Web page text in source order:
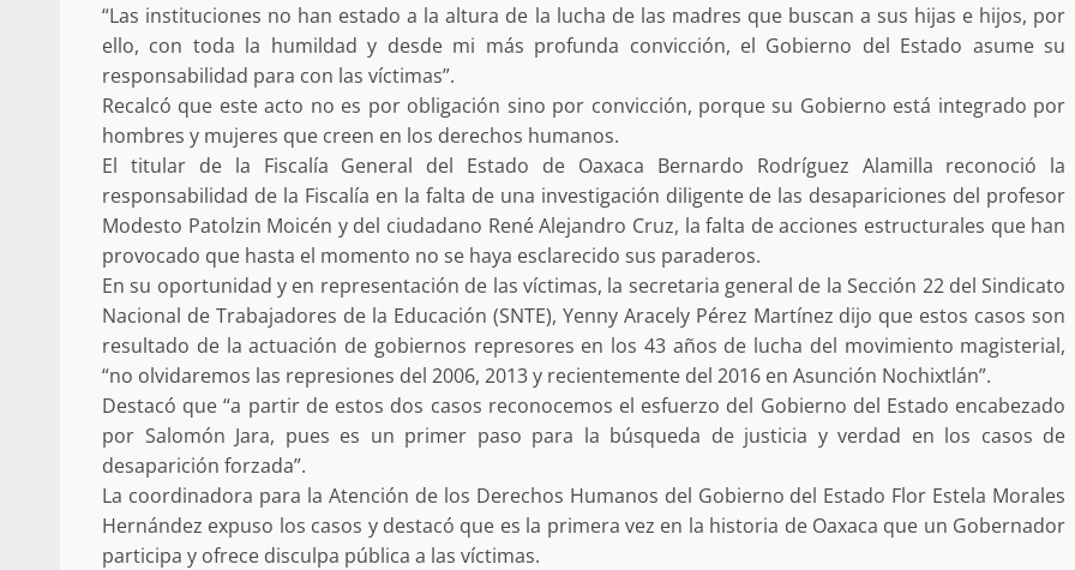
“Las instituciones no han estado a la altura de la lucha de las madres que buscan a sus hijas e hijos, por
ello, con toda la humildad y desde mi más profunda convicción, el Gobierno del Estado asume su
responsabilidad para con las víctimas”.
Recalcó que este acto no es por obligación sino por convicción, porque su Gobierno está integrado por
hombres y mujeres que creen en los derechos humanos.
El titular de la Fiscalía General del Estado de Oaxaca Bernardo Rodríguez Alamilla reconoció la
responsabilidad de la Fiscalía en la falta de una investigación diligente de las desapariciones del profesor
Modesto Patolzin Moicén y del ciudadano René Alejandro Cruz, la falta de acciones estructurales que han
provocado que hasta el momento no se haya esclarecido sus paraderos.
En su oportunidad y en representación de las víctimas, la secretaria general de la Sección 22 del Sindicato
Nacional de Trabajadores de la Educación (SNTE), Yenny Aracely Pérez Martínez dijo que estos casos son
resultado de la actuación de gobiernos represores en los 43 años de lucha del movimiento magisterial,
“no olvidaremos las represiones del 2006, 2013 y recientemente del 2016 en Asunción Nochixtlán”.
Destacó que “a partir de estos dos casos reconocemos el esfuerzo del Gobierno del Estado encabezado
por Salomón Jara, pues es un primer paso para la búsqueda de justicia y verdad en los casos de
desaparición forzada”.
La coordinadora para la Atención de los Derechos Humanos del Gobierno del Estado Flor Estela Morales
Hernández expuso los casos y destacó que es la primera vez en la historia de Oaxaca que un Gobernador
participa y ofrece disculpa pública a las víctimas.
Despliega Gabinete de Seguridad
operativos aéreos en la Sierra Sur
para reforzar la vigilancia y
búsqueda de persona desaparecida
admin 17 septiembre 2025
Detienen a Ernesto Ruffo en Baja
California; FGR lo investiga por
presuntos delitos de delincuencia
organizada y contrabando
admin 16 julio 2026